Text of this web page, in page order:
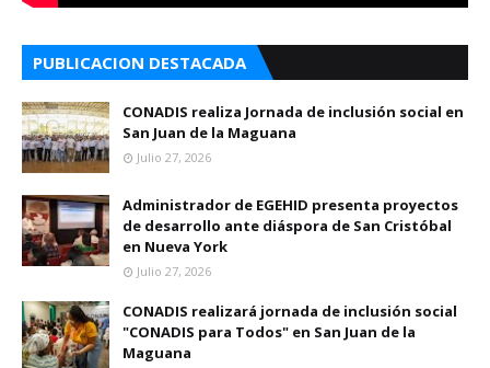
PUBLICACION DESTACADA
CONADIS realiza Jornada de inclusión social en
San Juan de la Maguana
Julio 27, 2026
Administrador de EGEHID presenta proyectos
de desarrollo ante diáspora de San Cristóbal
en Nueva York
Julio 27, 2026
CONADIS realizará jornada de inclusión social
"CONADIS para Todos" en San Juan de la
Maguana